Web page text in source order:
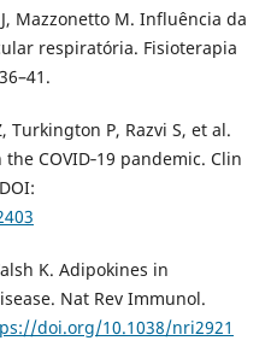
Mazzonetto M. Influência da
respiratória. Fisioterapia
Turkington P, Razvi S, et al.
COVID‐19 pandemic. Clin
K. Adipokines in
Nat Rev Immunol.
doi.org/10.1038/nri2921